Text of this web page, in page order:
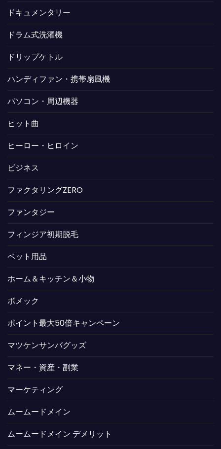
ドキュメンタリー
ドラム式洗濯機
ドリップケトル
ハンディファン・携帯扇風機
パソコン・周辺機器
ヒット曲
ヒーロー・ヒロイン
ビジネス
ファクタリングZERO
ファンタジー
フィンジア初期脱毛
ペット用品
ホーム＆キッチン＆小物
ボメック
ポイント最大50倍キャンペーン
マツケンサンバグッズ
マネー・資産・副業
マーケティング
ムームードメイン
ムームードメイン デメリット